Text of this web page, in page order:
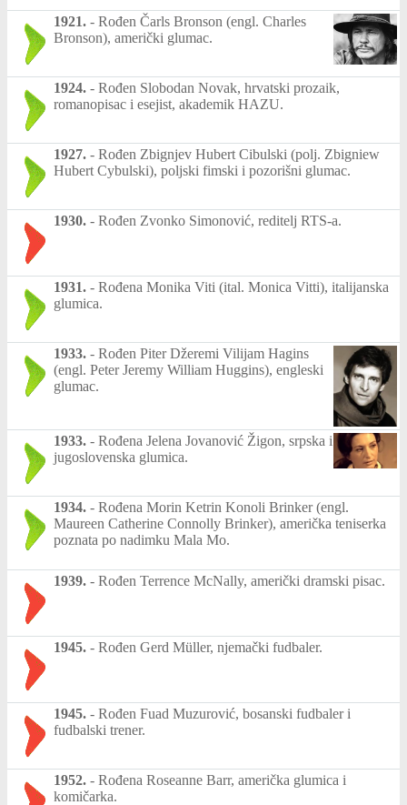
1921. - Rođen Čarls Bronson (engl. Charles
Bronson), američki glumac.
1924. - Rođen Slobodan Novak, hrvatski prozaik,
romanopisac i esejist, akademik HAZU.
1927. - Rođen Zbignjev Hubert Cibulski (polj. Zbigniew
Hubert Cybulski), poljski fimski i pozorišni glumac.
1930. - Rođen Zvonko Simonović, reditelj RTS-a.
1931. - Rođena Monika Viti (ital. Monica Vitti), italijanska
glumica.
1933. - Rođen Piter Džeremi Vilijam Hagins
(engl. Peter Jeremy William Huggins), engleski
glumac.
1933. - Rođena Jelena Jovanović Žigon, srpska i
jugoslovenska glumica.
1934. - Rođena Morin Ketrin Konoli Brinker (engl.
Maureen Catherine Connolly Brinker), američka teniserka
poznata po nadimku Mala Mo.
1939. - Rođen Terrence McNally, američki dramski pisac.
1945. - Rođen Gerd Müller, njemački fudbaler.
1945. - Rođen Fuad Muzurović, bosanski fudbaler i
fudbalski trener.
1952. - Rođena Roseanne Barr, američka glumica i
komičarka.